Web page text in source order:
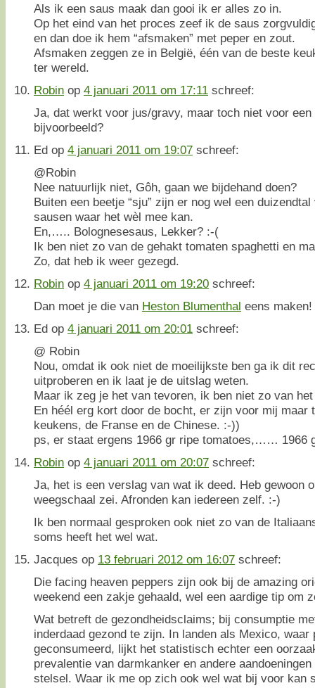
Als ik een saus maak dan gooi ik er alles zo in.
Op het eind van het proces zeef ik de saus
en dan doe ik hem “afsmaken” met peper en zout.
Afsmaken zeggen ze in België, één van de beste
ter wereld.
Robin op 4 januari 2011 om 17:11 schreef:
Ja, dat werkt voor jus/gravy, maar toch niet voor
bijvoorbeeld?
Ed op 4 januari 2011 om 19:07 schreef:
@Robin
Nee natuurlijk niet, Gôh, gaan we bijdehand doen?
Buiten een beetje “sju” zijn er nog wel een
sausen waar het wèl mee kan.
En,….. Bolognesesaus, Lekker? :-(
Ik ben niet zo van de gehakt tomaten spaghetti en
Zo, dat heb ik weer gezegd.
Robin op 4 januari 2011 om 19:20 schreef:
Dan moet je die van Heston Blumenthal eens
Ed op 4 januari 2011 om 20:01 schreef:
@ Robin
Nou, omdat ik ook niet de moeilijkste ben ga ik dit
uitproberen en ik laat je de uitslag weten.
Maar ik zeg je het van tevoren, ik ben niet zo van
En héél erg kort door de bocht, er zijn voor mij maar
keukens, de Franse en de Chinese. :-))
ps, er staat ergens 1966 gr ripe tomatoes,…… 1966
Robin op 4 januari 2011 om 20:07 schreef:
Ja, het is een verslag van wat ik deed. Heb gewoon
weegschaal zei. Afronden kan iedereen zelf. :-)
Ik ben normaal gesproken ook niet zo van de
soms heeft het wel wat.
Jacques op 13 februari 2012 om 16:07 schreef:
Die facing heaven peppers zijn ook bij de amazing
weekend een zakje gehaald, wel een aardige tip om
Wat betreft de gezondheidsclaims; bij consumptie
inderdaad gezond te zijn. In landen als Mexico,
geconsumeerd, lijkt het statistisch echter een
prevalentie van darmkanker en andere
stelsel. Waar ik me op zich ook wel wat bij voor kan